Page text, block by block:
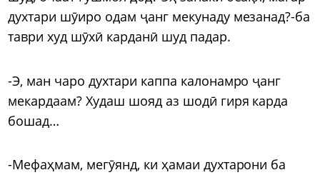
духтари шӯиро одам ҷанг мекунаду мезанад?-ба
таври худ шӯхӣ карданӣ шуд падар.
-Э, ман чаро духтари каппа калонамро ҷанг
мекардаам? Худаш шояд аз шодӣ гиря карда
бошад…
-Мефаҳмам, мегӯянд, ки ҳамаи духтарони ба